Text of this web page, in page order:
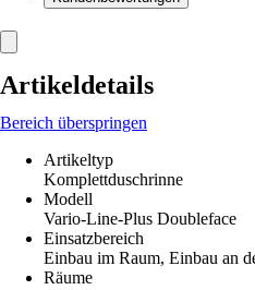
Artikeldetails
Bereich überspringen
Artikeltyp
Komplettduschrinne
Modell
Vario-Line-Plus Doubleface
Einsatzbereich
Einbau im Raum, Einbau an
Räume